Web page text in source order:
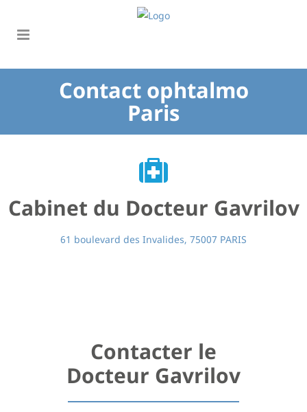
Contact ophtalmo
Paris
Cabinet du Docteur Gavrilov
61 boulevard des Invalides, 75007 PARIS
Contacter le
Docteur Gavrilov